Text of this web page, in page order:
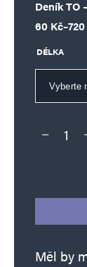
Deník TO
60 Kč–720
Rozpětí
DÉLKA
Deník TO
Měl by